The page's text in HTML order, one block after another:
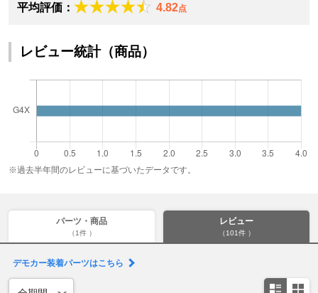
平均評価： 4.82点
レビュー統計（商品）
※過去半年間のレビューに基づいたデータです。
パーツ・商品
（1件 ）
レビュー
（101件 ）
デモカー装着パーツはこちら